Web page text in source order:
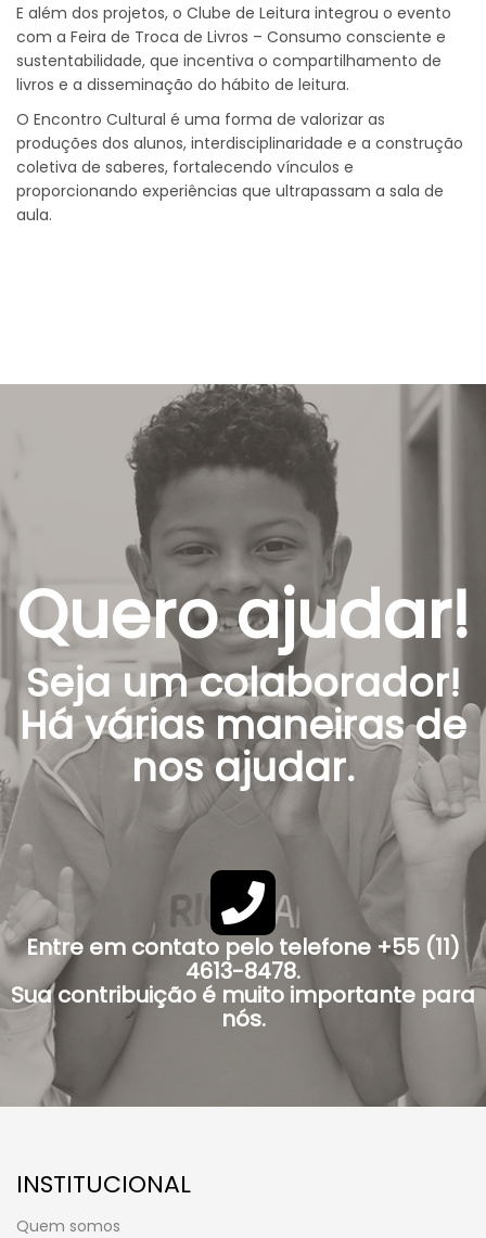
E além dos projetos, o Clube de Leitura integrou o evento
com a Feira de Troca de Livros – Consumo consciente e
sustentabilidade, que incentiva o compartilhamento de
livros e a disseminação do hábito de leitura.
O Encontro Cultural é uma forma de valorizar as
produções dos alunos, interdisciplinaridade e a construção
coletiva de saberes, fortalecendo vínculos e
proporcionando experiências que ultrapassam a sala de
aula.
Quero ajudar!
Seja um colaborador!
Há várias maneiras de
nos ajudar.
Entre em contato pelo telefone +55 (11)
4613-8478.
Sua contribuição é muito importante para
nós.
INSTITUCIONAL
Quem somos